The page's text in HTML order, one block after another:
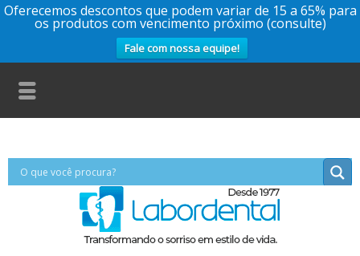
Oferecemos descontos que podem variar de 15 a 65% para
os produtos com vencimento próximo (consulte)
Fale com nossa equipe!